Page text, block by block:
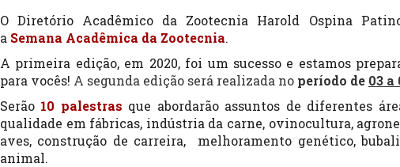
O Diretório Acadêmico da Zootecnia Harold Ospina
a Semana Acadêmica da Zootecnia.
A primeira edição, em 2020, foi um sucesso e estamos
para vocês! A segunda edição será realizada no período de 03 a
Serão 10 palestras que abordarão assuntos de diferentes
qualidade em fábricas, indústria da carne, ovinocultura,
aves, construção de carreira,
melhoramento genético,
animal.